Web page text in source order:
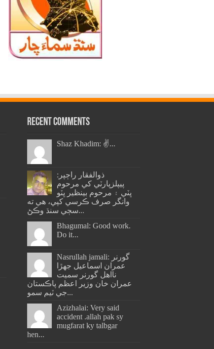
Recent Comments
Shaz Khadim: ✌️...
ذوالفقار راڄپر:
پيپلزپارٽي کي مرحوم
ڀٽي ۽ مرحوم بينظير ڀٽو
وانگر صرف ڪرسي کپي، هي ته
سڄي سنڌ وڪڻ...
Bhagumal: Good work.
Do it...
Nasrullah jamali: گورنر
عمران اسماعيل جھڙا
نااهل گورنر سميت
عمران خان وزير اعظم پاڪستان
جي ٽيم سمو...
Azizhalai: Very said
accident .allah pak sy
mugfarat ky talbgar
hen...